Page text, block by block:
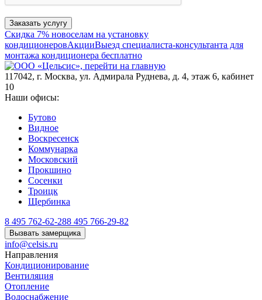
Заказать услугу
Скидка 7% новоселам на установку
кондиционеровАкцииВыезд специалиста-консультанта для
монтажа кондиционера бесплатно
117042, г. Москва, ул. Адмирала Руднева, д. 4, этаж 6, кабинет
10
Наши офисы:
Бутово
Видное
Воскресенск
Коммунарка
Московский
Прокшино
Сосенки
Троицк
Щербинка
8 495 762-62-288 495 766-29-82
Вызвать замерщика
info@celsis.ru
Направления
Кондиционирование
Вентиляция
Отопление
Водоснабжение